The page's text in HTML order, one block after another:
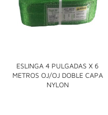
ESLINGA 4 PULGADAS X 6
METROS OJ/OJ DOBLE CAPA
NYLON